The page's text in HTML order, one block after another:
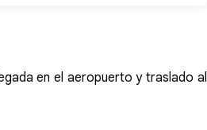
en el aeropuerto y traslado al